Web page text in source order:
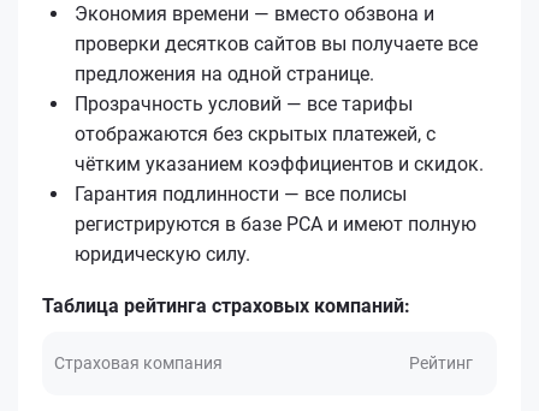
Экономия времени — вместо обзвона и
проверки десятков сайтов вы получаете все
предложения на одной странице.
Прозрачность условий — все тарифы
отображаются без скрытых платежей, с
чётким указанием коэффициентов и скидок.
Гарантия подлинности — все полисы
регистрируются в базе РСА и имеют полную
юридическую силу.
Таблица рейтинга страховых компаний:
Страховая компания Рейтинг